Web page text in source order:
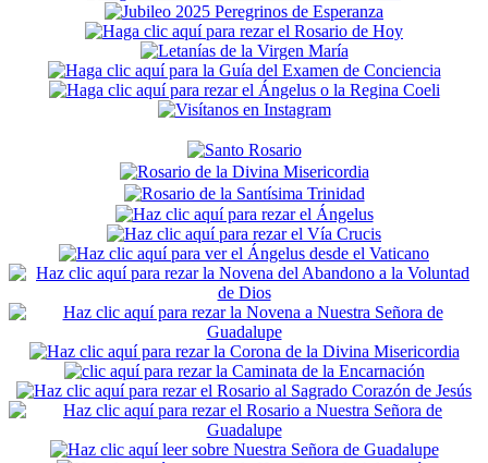
Secondary
Sidebar